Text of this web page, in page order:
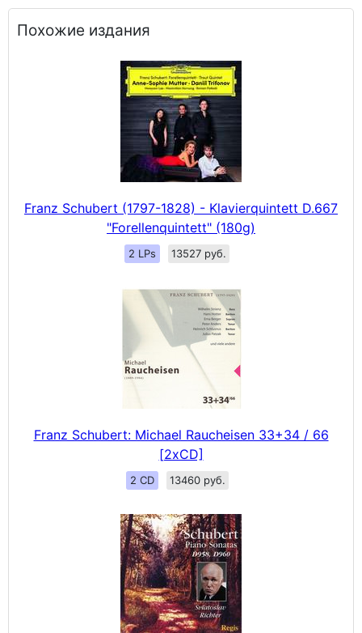
Похожие издания
Franz Schubert (1797-1828) - Klavierquintett D.667
"Forellenquintett" (180g)
2 LPs 13527 руб.
Franz Schubert: Michael Raucheisen 33+34 / 66
[2xCD]
2 CD 13460 руб.